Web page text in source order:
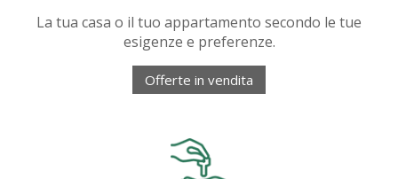
La tua casa o il tuo appartamento secondo le tue
esigenze e preferenze.
Offerte in vendita